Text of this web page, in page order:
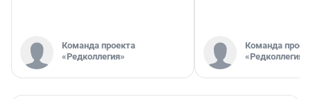
Команда проекта
«Редколлегия»
Команда
«Редколлегия»